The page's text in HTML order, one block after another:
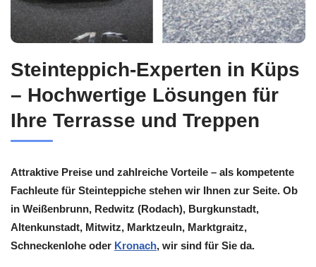
Steinteppich-Experten in Küps
– Hochwertige Lösungen für
Ihre Terrasse und Treppen
Attraktive Preise und zahlreiche Vorteile – als kompetente
Fachleute für Steinteppiche stehen wir Ihnen zur Seite. Ob
in Weißenbrunn, Redwitz (Rodach), Burgkunstadt,
Altenkunstadt, Mitwitz, Marktzeuln, Marktgraitz,
Schneckenlohe oder Kronach, wir sind für Sie da.